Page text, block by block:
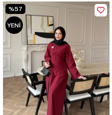
%57
YENI
ÜRÜN